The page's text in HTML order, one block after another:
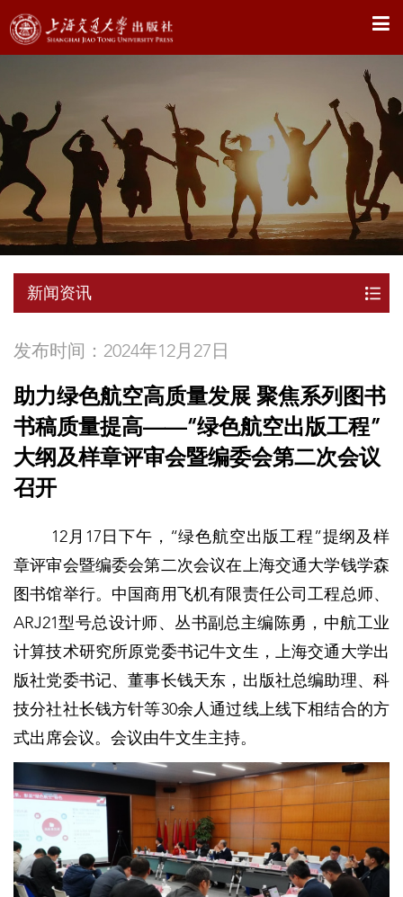
X
新闻资讯
发布时间：2024年12月27日
助力绿色航空高质量发展 聚焦系列图书
书稿质量提高——“绿色航空出版工程”
大纲及样章评审会暨编委会第二次会议
召开
12月17日下午，“绿色航空出版工程”提纲及样
章评审会暨编委会第二次会议在上海交通大学钱学森
图书馆举行。中国商用飞机有限责任公司工程总师、
ARJ21型号总设计师、丛书副总主编陈勇，中航工业
计算技术研究所原党委书记牛文生，上海交通大学出
版社党委书记、董事长钱天东，出版社总编助理、科
技分社社长钱方针等30余人通过线上线下相结合的方
式出席会议。会议由牛文生主持。